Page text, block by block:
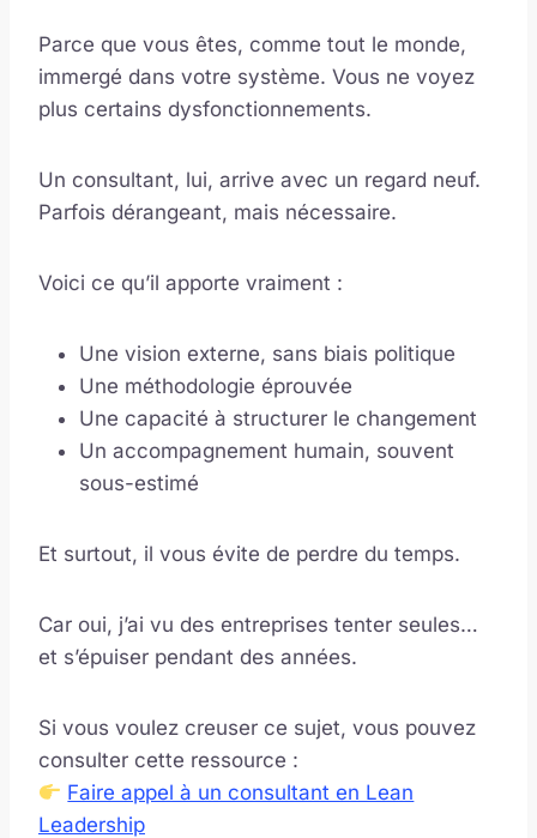
Parce que vous êtes, comme tout le monde,
immergé dans votre système. Vous ne voyez
plus certains dysfonctionnements.
Un consultant, lui, arrive avec un regard neuf.
Parfois dérangeant, mais nécessaire.
Voici ce qu’il apporte vraiment :
Une vision externe, sans biais politique
Une méthodologie éprouvée
Une capacité à structurer le changement
Un accompagnement humain, souvent
sous-estimé
Et surtout, il vous évite de perdre du temps.
Car oui, j’ai vu des entreprises tenter seules…
et s’épuiser pendant des années.
Si vous voulez creuser ce sujet, vous pouvez
consulter cette ressource :
Faire appel à un consultant en Lean
Leadership